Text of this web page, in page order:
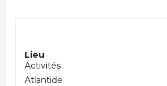
Lieu
Activités
Atlantide